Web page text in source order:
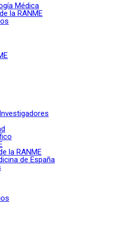
Médica
la RANME
la RANME
de España